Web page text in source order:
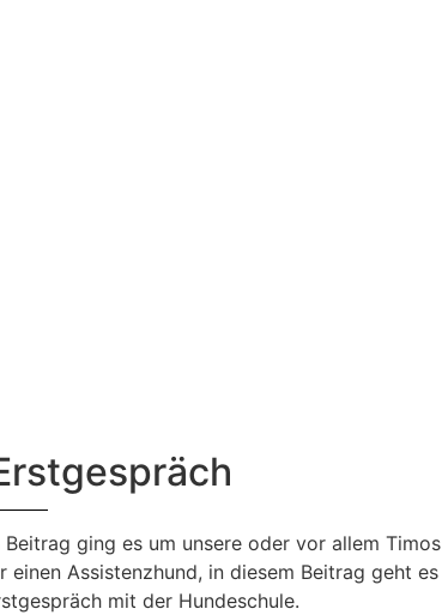
ging es um unsere oder vor allem Timos
einen Assistenzhund, in diesem Beitrag geht es
mit der Hundeschule.